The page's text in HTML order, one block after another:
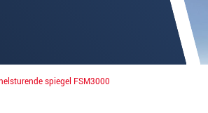
spiegel FSM3000